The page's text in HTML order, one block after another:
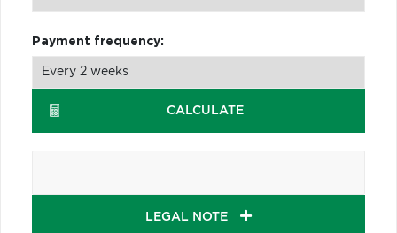
Payment frequency:
CALCULATE
LEGAL NOTE